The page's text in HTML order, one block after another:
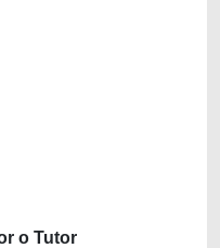
o Tutor